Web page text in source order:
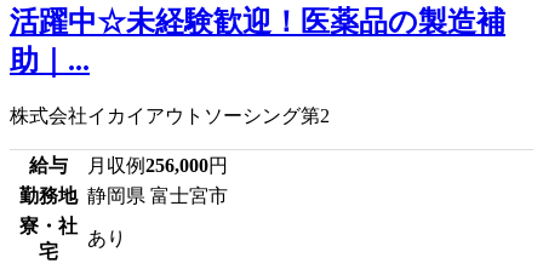
活躍中☆未経験歓迎！医薬品の製造補
助｜...
株式会社イカイアウトソーシング第2
給与 月収例256,000円
勤務地 静岡県 富士宮市
寮・社
宅
あり